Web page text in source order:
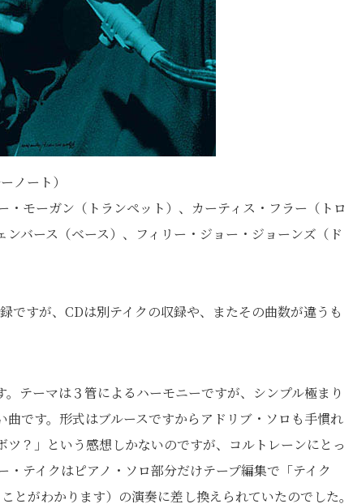
ノート）
モーガン（トランペット）、カーティス・フラー（トロ
バース（ベース）、フィリー・ジョー・ジョーンズ（ド
ですが、CDは別テイクの収録や、またその曲数が違うも
テーマは３管によるハーモニーですが、シンプル極まり
です。形式はブルースですからアドリブ・ソロも手慣れ
？」という感想しかないのですが、コルトレーンにとっ
テイクはピアノ・ソロ部分だけテープ編集で「テイク
とがわかります）の演奏に差し換えられていたのでした。